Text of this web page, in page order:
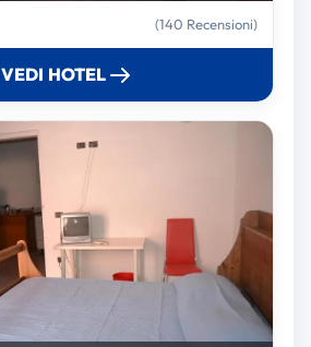
(140 Recensioni)
VEDI HOTEL